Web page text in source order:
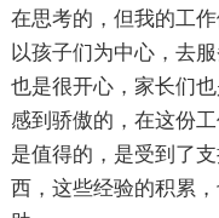
在思考的，但我的工
以孩子们为中心，去
也是很开心，家长们
感到骄傲的，在这份
是值得的，是受到了
西，这些经验的积累